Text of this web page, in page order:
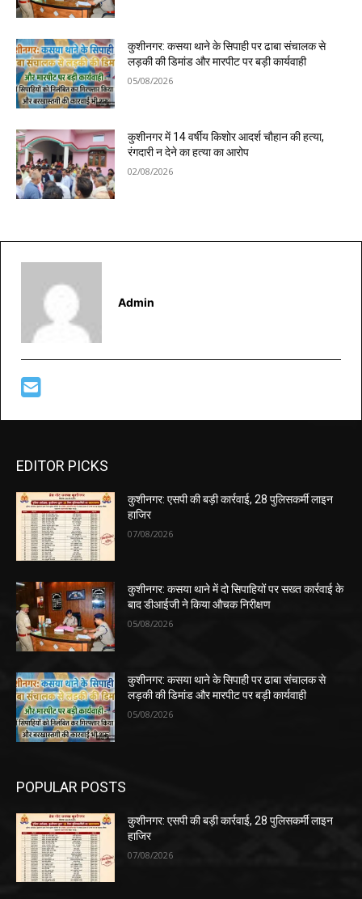
कुशीनगर: कसया थाने के सिपाही पर ढाबा संचालक से
लड़की की डिमांड और मारपीट पर बड़ी कार्यवाही
05/08/2026
कुशीनगर में 14 वर्षीय किशोर आदर्श चौहान की हत्या,
रंगदारी न देने का हत्या का आरोप
02/08/2026
Admin
EDITOR PICKS
कुशीनगर: एसपी की बड़ी कार्रवाई, 28 पुलिसकर्मी लाइन
हाजिर
07/08/2026
कुशीनगर: कसया थाने में दो सिपाहियों पर सख्त कार्रवाई के
बाद डीआईजी ने किया औचक निरीक्षण
05/08/2026
कुशीनगर: कसया थाने के सिपाही पर ढाबा संचालक से
लड़की की डिमांड और मारपीट पर बड़ी कार्यवाही
05/08/2026
POPULAR POSTS
कुशीनगर: एसपी की बड़ी कार्रवाई, 28 पुलिसकर्मी लाइन
हाजिर
07/08/2026